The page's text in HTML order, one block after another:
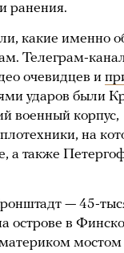
ранения.
какие именно
Телеграм-
очевидцев и
ударов были
военный корпус,
на
а также
— 45-
острове в